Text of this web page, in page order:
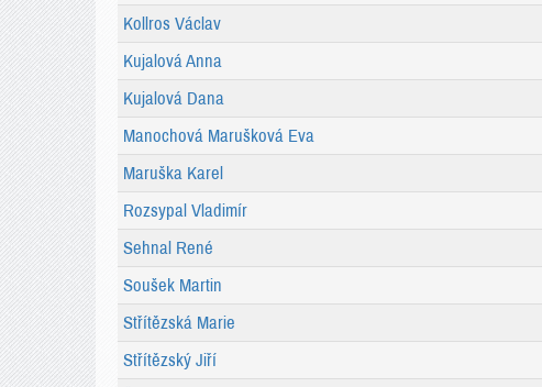
Kollros Václav
Kujalová Anna
Kujalová Dana
Manochová Marušková Eva
Maruška Karel
Rozsypal Vladimír
Sehnal René
Soušek Martin
Střítězská Marie
Střítězský Jiří